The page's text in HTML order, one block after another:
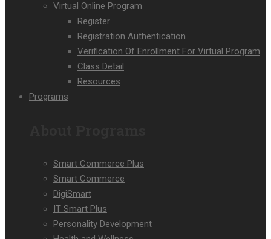
Virtual Online Program
Register
Registration Authentication
Verification Of Enrollment For Virtual Program
Class Detail
Resources
Programs
Smart Commerce Plus
Smart Commerce
DigiSmart
IT Smart Plus
Personality Development